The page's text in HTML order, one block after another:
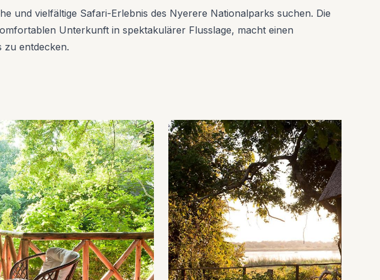
und vielfältige Safari-Erlebnis des Nyerere Nationalparks suchen. Die
Unterkunft in spektakulärer Flusslage, macht einen
zu entdecken.